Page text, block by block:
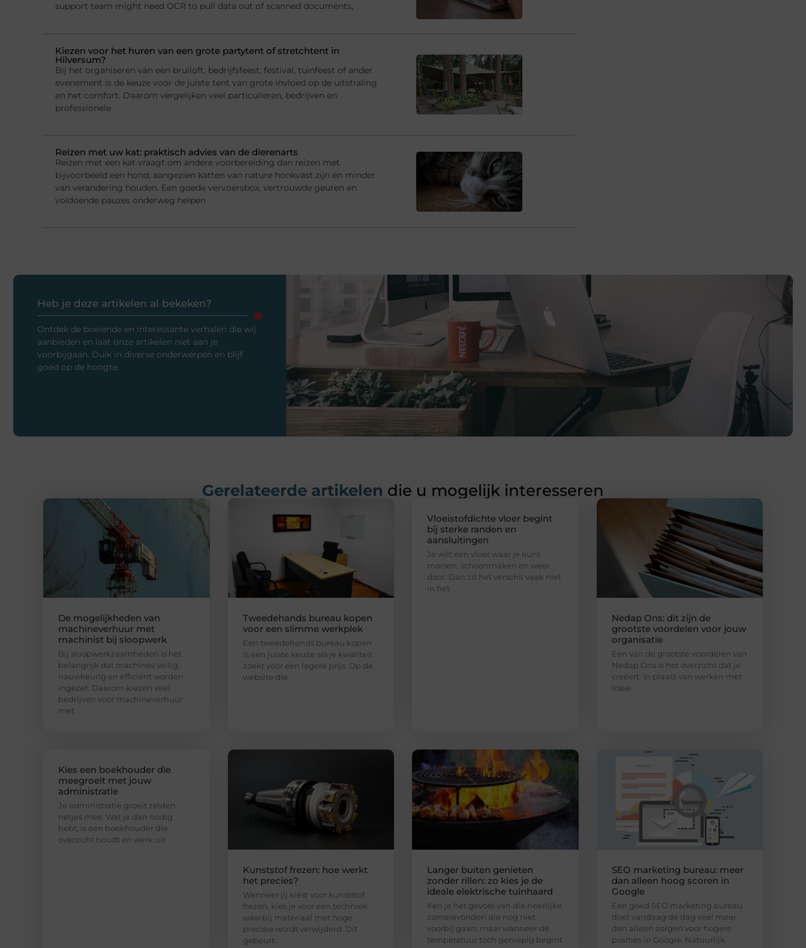
support team might need OCR to pull data out of scanned documents,
Kiezen voor het huren van een grote partytent of stretchtent in
Hilversum?
Bij het organiseren van een bruiloft, bedrijfsfeest, festival, tuinfeest of ander
evenement is de keuze voor de juiste tent van grote invloed op de uitstraling
en het comfort. Daarom vergelijken veel particulieren, bedrijven en
professionele
Reizen met uw kat: praktisch advies van de dierenarts
Reizen met een kat vraagt om andere voorbereiding dan reizen met
bijvoorbeeld een hond, aangezien katten van nature honkvast zijn en minder
van verandering houden. Een goede vervoersbox, vertrouwde geuren en
voldoende pauzes onderweg helpen
Heb je deze artikelen al bekeken?
Ontdek de boeiende en interessante verhalen die wij
aanbieden en laat onze artikelen niet aan je
voorbijgaan. Duik in diverse onderwerpen en blijf
goed op de hoogte.
Gerelateerde artikelen die u mogelijk interesseren
De mogelijkheden van
machineverhuur met
machinist bij sloopwerk
Bij sloopwerkzaamheden is het
belangrijk dat machines veilig,
nauwkeurig en efficiënt worden
ingezet. Daarom kiezen veel
bedrijven voor machineverhuur
met
Tweedehands bureau kopen
voor een slimme werkplek
Een tweedehands bureau kopen
is een juiste keuze als je kwaliteit
zoekt voor een lagere prijs. Op de
website die
Vloeistofdichte vloer begint
bij sterke randen en
aansluitingen
Je wilt een vloer waar je kunt
morsen, schoonmaken en weer
door. Dan zit het verschil vaak niet
in het
Nedap Ons: dit zijn de
grootste voordelen voor jouw
organisatie
Een van de grootste voordelen van
Nedap Ons is het overzicht dat je
creëert. In plaats van werken met
losse
Kies een boekhouder die
meegroeit met jouw
administratie
Je administratie groeit zelden
netjes mee. Wat je dan nodig
hebt, is een boekhouder die
overzicht houdt en werk uit
Kunststof frezen: hoe werkt
het precies?
Wanneer jij kiest voor kunststof
frezen, kies je voor een techniek
waarbij materiaal met hoge
precisie wordt verwijderd. Dit
gebeurt
Langer buiten genieten
zonder rillen: zo kies je de
ideale elektrische tuinhaard
Ken je het gevoel van die heerlijke
zomeravonden die nog niet
voorbij gaan, maar wanneer de
temperatuur toch geniepig begint
SEO marketing bureau: meer
dan alleen hoog scoren in
Google
Een goed SEO marketing bureau
doet vandaag de dag veel meer
dan alleen zorgen voor hogere
posities in Google. Natuurlijk